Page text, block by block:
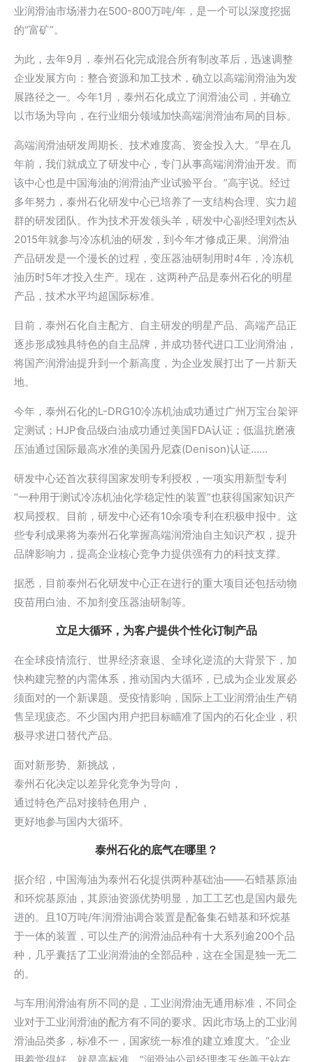
业润滑油市场潜力在500-800万吨/年，是一个可以深度挖掘
的“富矿”。
为此，去年9月，泰州石化完成混合所有制改革后，迅速调整
企业发展方向：整合资源和加工技术，确立以高端润滑油为发
展路径之一。今年1月，泰州石化成立了润滑油公司，并确立
以市场为导向，在行业细分领域加快高端润滑油布局的目标。
高端润滑油研发周期长、技术难度高、资金投入大。“早在几
年前，我们就成立了研发中心，专门从事高端润滑油开发。而
该中心也是中国海油的润滑油产业试验平台。”高宇说。经过
多年努力，泰州石化研发中心已培养了一支结构合理、实力超
群的研发团队。作为技术开发领头羊，研发中心副经理刘杰从
2015年就参与冷冻机油的研发，到今年才修成正果。润滑油
产品研发是一个漫长的过程，变压器油研制用时4年，冷冻机
油历时5年才投入生产。现在，这两种产品是泰州石化的明星
产品，技术水平均超国际标准。
目前，泰州石化自主配方、自主研发的明星产品、高端产品正
逐步形成独具特色的自主品牌，并成功替代进口工业润滑油，
将国产润滑油提升到一个新高度，为企业发展打出了一片新天
地。
今年，泰州石化的L-DRG10冷冻机油成功通过广州万宝台架评
定测试；HJP食品级白油成功通过美国FDA认证；低温抗磨液
压油通过国际最高水准的美国丹尼森(Denison)认证……
研发中心还首次获得国家发明专利授权，一项实用新型专利
“一种用于测试冷冻机油化学稳定性的装置”也获得国家知识产
权局授权。目前，研发中心还有10余项专利在积极申报中。这
些专利成果将为泰州石化掌握高端润滑油自主知识产权，提升
品牌影响力，提高企业核心竞争力提供强有力的科技支撑。
据悉，目前泰州石化研发中心正在进行的重大项目还包括动物
疫苗用白油、不加剂变压器油研制等。
立足大循环，为客户提供个性化订制产品
在全球疫情流行、世界经济衰退、全球化逆流的大背景下，加
快构建完整的内需体系，推动国内大循环，已成为企业发展必
须面对的一个新课题。受疫情影响，国际上工业润滑油生产销
售呈现疲态。不少国内用户把目标瞄准了国内的石化企业，积
极寻求进口替代产品。
面对新形势、新挑战，
泰州石化决定以差异化竞争为导向，
通过特色产品对接特色用户，
更好地参与国内大循环。
泰州石化的底气在哪里？
据介绍，中国海油为泰州石化提供两种基础油——石蜡基原油
和环烷基原油，其原油资源优势明显，加工工艺也是国内最先
进的。且10万吨/年润滑油调合装置是配备集石蜡基和环烷基
于一体的装置，可以生产的润滑油品种有十大系列逾200个品
种，几乎囊括了工业润滑油的全部品种，这在全国是独一无二
的。
与车用润滑油有所不同的是，工业润滑油无通用标准，不同企
业对于工业润滑油的配方有不同的要求。因此市场上的工业润
滑油品类多，标准不一，国家统一标准的建立难度大。“企业